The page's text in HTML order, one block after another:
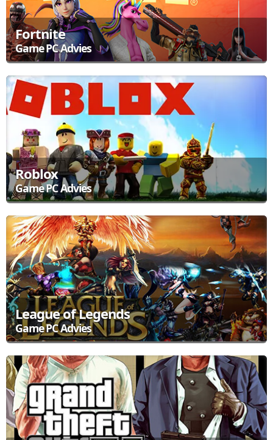
Fortnite
Game PC Advies
internet hebben om dit spel te spelen. Je creeert in het spel een
personage, daarmee speel je het spel. In de game moet je zien te
survivelen.
Bekijk de aanbevolen Game Computers
Roblox
Game PC Advies
Roblox is een platform waar je oneindig veel games kunt
ontdekken en spelen. Van simpele hindernisbanen tot uitgebreide
open-wereld avonturen, Roblox biedt voor ieder wat wils.
Bekijk de aanbevolen Game Computers
League of Legends
Game PC Advies
uitgebracht door Riot Games in 2009. League of Legends is een
MOBA (multiplayer online battle arena). League of Legends kan
enkel online gespeeld worden tegen andere menselijke spelers of
bots (computer bestuurd).
Bekijk de aanbevolen Game Computers